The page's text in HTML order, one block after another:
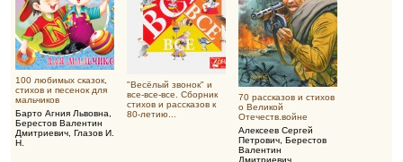
100 любимых сказок,
стихов и песенок для
мальчиков
Барто Агния Львовна,
Берестов Валентин
Дмитриевич, Глазов И.
Н.
"Весёлый звонок" и
все-все-все. Сборник
стихов и рассказов к
80-летию...
70 рассказов и стихов
о Великой
Отечеств.войне
Алексеев Сергей
Петрович, Берестов
Валентин
Дмитриевич,